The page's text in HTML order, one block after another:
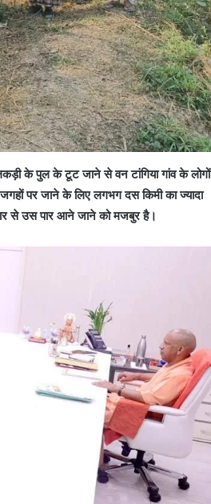
के पुल के टूट जाने से वन टांगिया गांव के लोगों
पर जाने के लिए लगभग दस किमी का ज्यादा
से उस पार आने जाने को मजबुर है।